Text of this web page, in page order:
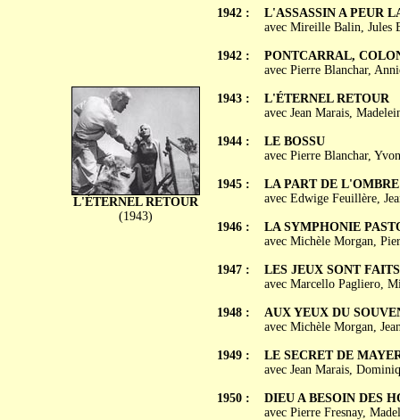
L'ÉTERNEL RETOUR
(1943)
1942 :
1942 :
1943 :
1944 :
1945 :
1946 :
1947 :
1948 :
1949 :
1950 :
L'ASSASSIN A PEUR
avec Mireille Balin, Jules
PONTCARRAL,
avec Pierre Blanchar,
L'ÉTERNEL RETOUR
avec Jean Marais,
LE BOSSU
avec Pierre Blanchar,
LA PART DE L'OMBRE
avec Edwige Feuillère,
LA SYMPHONIE
avec Michèle Morgan,
LES JEUX SONT FAITS
avec Marcello Pagliero,
AUX YEUX DU
avec Michèle Morgan,
LE SECRET DE
avec Jean Marais,
DIEU A BESOIN DES
avec Pierre Fresnay,